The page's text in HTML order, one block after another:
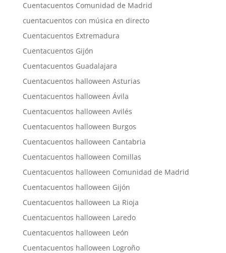
Cuentacuentos Comunidad de Madrid
cuentacuentos con música en directo
Cuentacuentos Extremadura
Cuentacuentos Gijón
Cuentacuentos Guadalajara
Cuentacuentos halloween Asturias
Cuentacuentos halloween Ávila
Cuentacuentos halloween Avilés
Cuentacuentos halloween Burgos
Cuentacuentos halloween Cantabria
Cuentacuentos halloween Comillas
Cuentacuentos halloween Comunidad de Madrid
Cuentacuentos halloween Gijón
Cuentacuentos halloween La Rioja
Cuentacuentos halloween Laredo
Cuentacuentos halloween León
Cuentacuentos halloween Logroño